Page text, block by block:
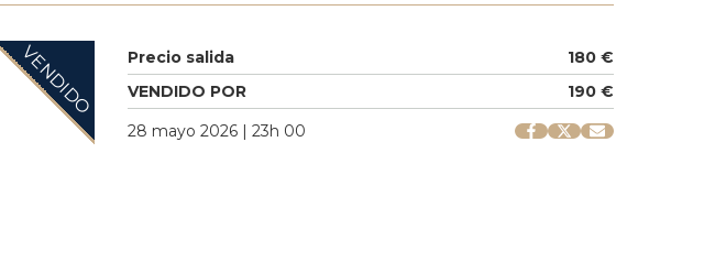
VENDIDO Precio salida
180 €
VENDIDO POR
190 €
28 mayo 2026 | 23h 00